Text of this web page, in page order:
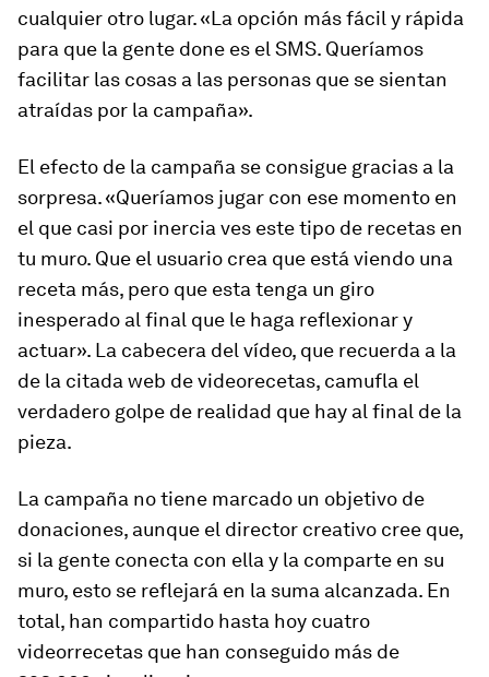
cualquier otro lugar. «La opción más fácil y rápida
para que la gente done es el SMS. Queríamos
facilitar las cosas a las personas que se sientan
atraídas por la campaña».
El efecto de la campaña se consigue gracias a la
sorpresa. «Queríamos jugar con ese momento en
el que casi por inercia ves este tipo de recetas en
tu muro. Que el usuario crea que está viendo una
receta más, pero que esta tenga un giro
inesperado al final que le haga reflexionar y
actuar». La cabecera del vídeo, que recuerda a la
de la citada web de videorecetas, camufla el
verdadero golpe de realidad que hay al final de la
pieza.
La campaña no tiene marcado un objetivo de
donaciones, aunque el director creativo cree que,
si la gente conecta con ella y la comparte en su
muro, esto se reflejará en la suma alcanzada. En
total, han compartido hasta hoy cuatro
videorrecetas que han conseguido más de